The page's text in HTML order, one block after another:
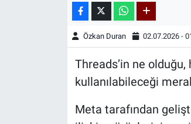
Özkan Duran 02.07.2026 -
Threads’in ne
kullanılabileceği
Meta tarafından
Astroloji-Rüya